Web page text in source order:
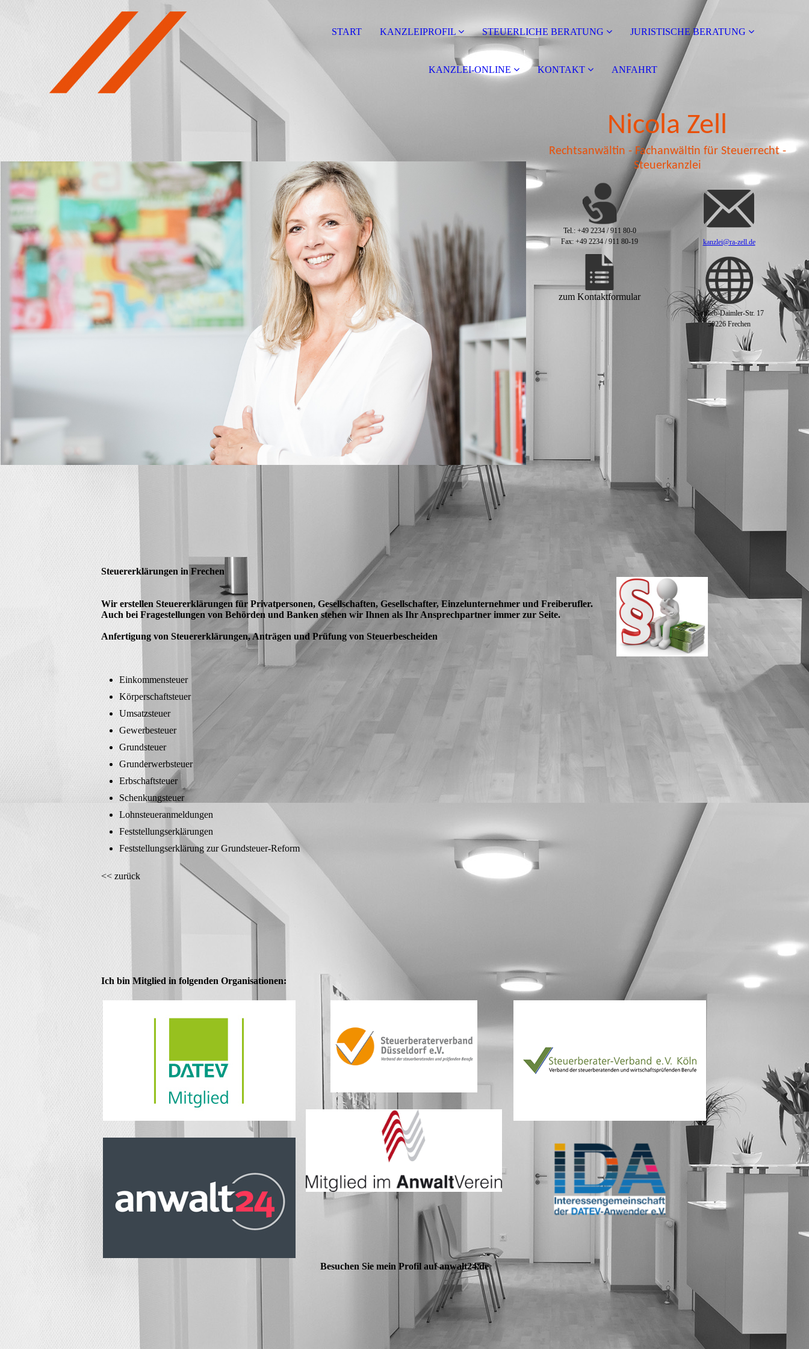
START KANZLEIPROFIL STEUERLICHE BERATUNG JURISTISCHE BERATUNG
KANZLEI-ONLINE KONTAKT ANFAHRT
Nicola Zell
Rechtsanwältin - Fachanwältin für Steuerrecht -
Steuerkanzlei
Tel.: +49 2234 / 911 80-0
Fax: +49 2234 / 911 80-19
kanzlei@ra-zell.de
zum Kon­takt­for­mu­lar
Gottlieb-Daimler-Str. 17
50226 Frechen
Steuererklärungen in Frechen
Wir erstellen Steuererklärungen für Privatpersonen, Gesellschaften, Gesellschafter, Einzelunternehmer und Freiberufler.
Auch bei Fragestellungen von Behörden und Banken stehen wir Ihnen als Ihr Ansprechpartner immer zur Seite.
Anfertigung von Steuererklärungen, Anträgen und Prüfung von Steuerbescheiden
Einkommensteuer
Körperschaftsteuer
Umsatzsteuer
Gewerbesteuer
Grundsteuer
Grunderwerbsteuer
Erbschaftsteuer
Schenkungsteuer
Lohnsteueranmeldungen
Feststellungserklärungen
Feststellungserklärung zur Grundsteuer-Reform
<< zurück
Ich bin Mitglied in folgenden Organisationen:
Besuchen Sie mein Profil auf anwalt24.de